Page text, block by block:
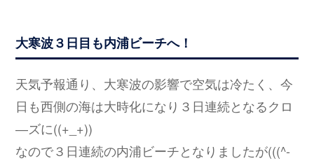
大寒波３日目も内浦ビーチへ！
天気予報通り、大寒波の影響で空気は冷たく、今
日も西側の海は大時化になり３日連続となるクロ
―ズに((+_+))
なので３日連続の内浦ビーチとなりましたが(((^-